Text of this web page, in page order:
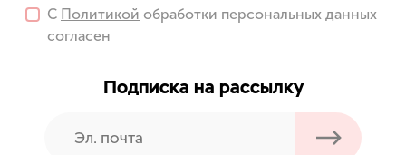
С Политикой обработки персональных данных
согласен
Подписка на рассылку